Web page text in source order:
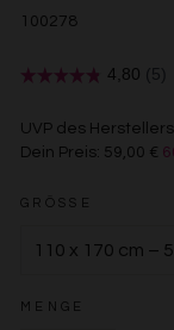
100278
UVP des
Dein Preis: 59,00 €
GRÖSSE
MENGE